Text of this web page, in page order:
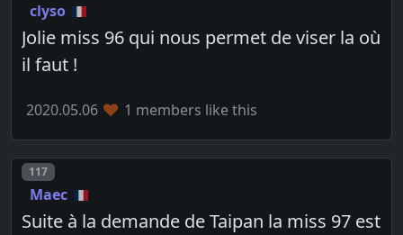
clyso
Jolie miss 96 qui nous permet de viser la où
il faut !
2020.05.06 1 members like this
Post number
117
Maec
Suite à la demande de Taipan la miss 97 est